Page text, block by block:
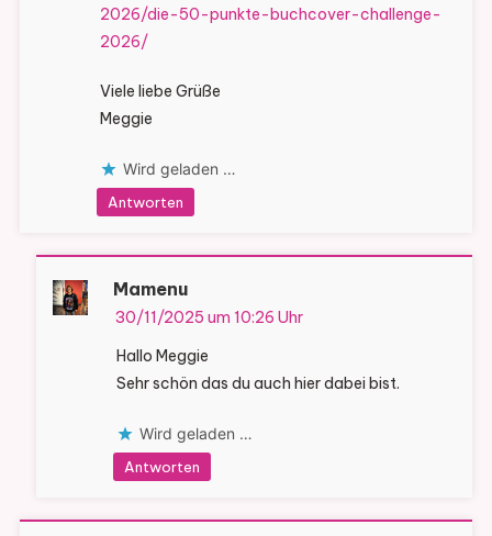
2026/die-50-punkte-buchcover-challenge-
2026/
Viele liebe Grüße
Meggie
Wird geladen …
Antworten
Mamenu
30/11/2025 um 10:26 Uhr
Hallo Meggie
Sehr schön das du auch hier dabei bist.
Wird geladen …
Antworten